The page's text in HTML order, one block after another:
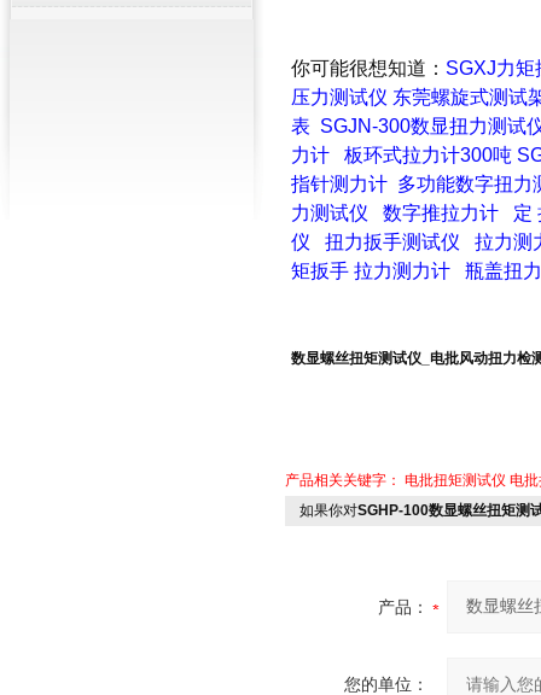
你可能很想知道： SGXJ力矩
压力测试仪 东莞螺旋式测试
表 SGJN-300数显扭力测试
力计
板环式拉力计300吨
指针测力计 多功能数字扭力
力测试仪
数字推拉力计
定
仪
扭力扳手测试仪
拉力测
矩扳手 拉力测力计 瓶盖扭
数显螺丝扭矩测试仪_电批风动扭力检
产品相关关键字： 电批扭矩测试仪 电
如果你对SGHP-100数显螺丝扭矩测
产品：
您的单位：